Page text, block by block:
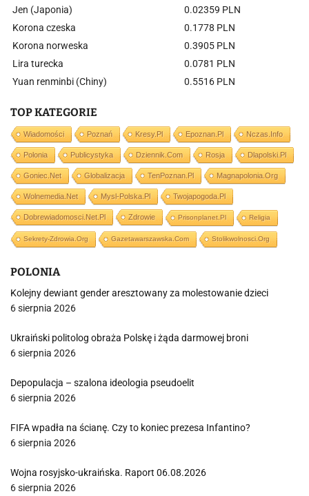
Jen (Japonia)
0.02359 PLN
Korona czeska
0.1778 PLN
Korona norweska
0.3905 PLN
Lira turecka
0.0781 PLN
Yuan renminbi (Chiny)
0.5516 PLN
TOP KATEGORIE
Wiadomości Poznań Kresy.pl Epoznan.pl Nczas.info
Polonia Publicystyka Dziennik.com Rosja Dlapolski.pl
Goniec.net Globalizacja TenPoznan.pl Magnapolonia.org
Wolnemedia.net Mysl-Polska.pl Twojapogoda.pl
Dobrewiadomosci.net.pl Zdrowie Prisonplanet.pl Religia
Sekrety-Zdrowia.org Gazetawarszawska.com Stolikwolnosci.org
POLONIA
Kolejny dewiant gender aresztowany za molestowanie dzieci
6 sierpnia 2026
Ukraiński politolog obraża Polskę i żąda darmowej broni
6 sierpnia 2026
Depopulacja – szalona ideologia pseudoelit
6 sierpnia 2026
FIFA wpadła na ścianę. Czy to koniec prezesa Infantino?
6 sierpnia 2026
Wojna rosyjsko-ukraińska. Raport 06.08.2026
6 sierpnia 2026